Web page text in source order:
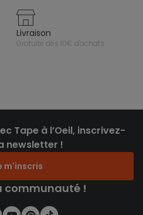
livraison
gratuite dès 10€ d'achats
Tape à l’Oeil, inscrivez-
newsletter !
m'inscris
communauté !